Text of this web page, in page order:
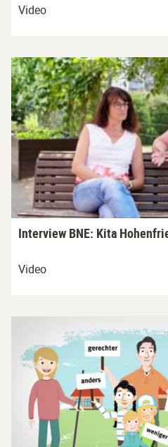
Video
Interview BNE: Kita
Video